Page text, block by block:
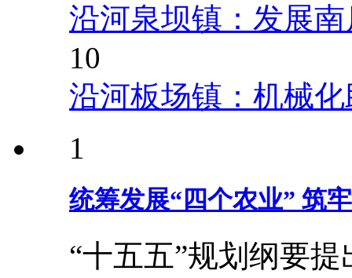
沿河泉坝镇：发展
10
沿河板场镇：机械
1
统筹发展“四个农业” 筑
“十五五”规划纲要